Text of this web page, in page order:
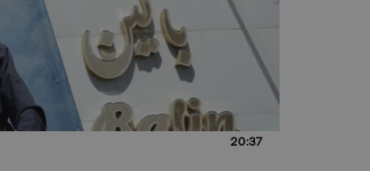
20:37